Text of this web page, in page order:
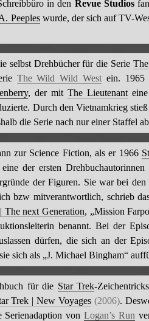
in den Revue Studios
Peepleswurde, der sich auf TV-
selbst Drehbücher für die Serie
The Wild Wild West ein. 1965
, der mitThe Lieutenant
Durch den Vietnamkrieg
die Serie nach nur einer Staffel
zur Science Fiction, als er 1966
der ersten Drehbuchautorinnen
der Figuren. Sie war bei den
bzw mitverantwortlich, schrieb
The next Generation, „Mission
benannt. Bei der
dürfen, die sich an der
sich als „J. Michael Bingham“
für die Star Trek-
Trek | New Voyages (2006).
Serienadaption vonLogan’s Run